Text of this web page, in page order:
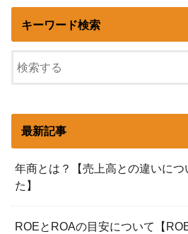
キーワード検索
最新記事
年商とは？【売上高との違いに
た】
ROEとROAの目安について【